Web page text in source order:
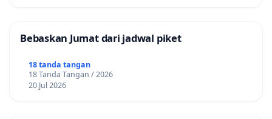
Bebaskan Jumat dari jadwal piket
18 tanda tangan
18 Tanda Tangan / 2026
20 Jul 2026